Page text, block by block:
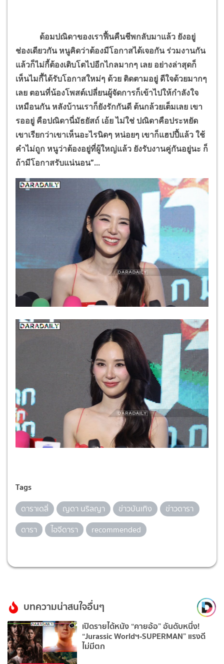
ด้อมปณิดาของเราฟื้นคืนชีพกลับมาแล้ว ยังอยู่
ช่องเดียวกัน หนูคิดว่าต้องมีโอกาสได้เจอกัน ร่วมงานกัน
แล้วก็ไม่กี้ต้องเติบโตไปอีกไกลมากๆ เลย อย่างล่าสุดก็
เห็นไมกี้ได้รับโอกาสใหม่ๆ ด้วย ติดตามอยู่ ดีใจด้วยมากๆ
เลย ตอนที่น้องโพสต์เปลี่ยนผู้จัดการก็เข้าไปให้กำลังใจ
เหมือนกัน หลังบ้านเราก็ยังรักกันดี ต้นกล้วยเต็มเลย เขา
รออยู่ คือปณิดานี่มัธยัสถ์ เอ้ย ไม่ใช่ ปณิดาคือประหยัด
เขาเรียกว่าเขาเห็นอะไรนิดๆ หน่อยๆ เขาก็แฮปปี้แล้ว ใช้
คำไม่ถูก หนูว่าต้องอยู่ที่ผู้ใหญ่แล้ว ยังรับงานคู่กันอยู่นะ ก็
ถ้ามีโอกาสรับแน่นอน”...
Tags
ดาราเดลี่ ญดา นริลญา ข่าวบันเทิง
ข่าวดารา
ดารา
ไอจีดารา recommended
บทความน่าสนใจอื่นๆ
เปิดรายได้หนัง “คายอ้อ” อันดับหนึ่ง!
“Jurassic Worldฯ-SUPERMAN” แรงดี
ไม่มีตก